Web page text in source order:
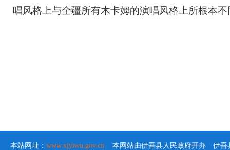
唱风格上与全疆所有木卡姆的演唱风格上所根本不
本站网址： www.xjyiwu.gov.cn 本网站由伊吾县人民政府开办 伊吾